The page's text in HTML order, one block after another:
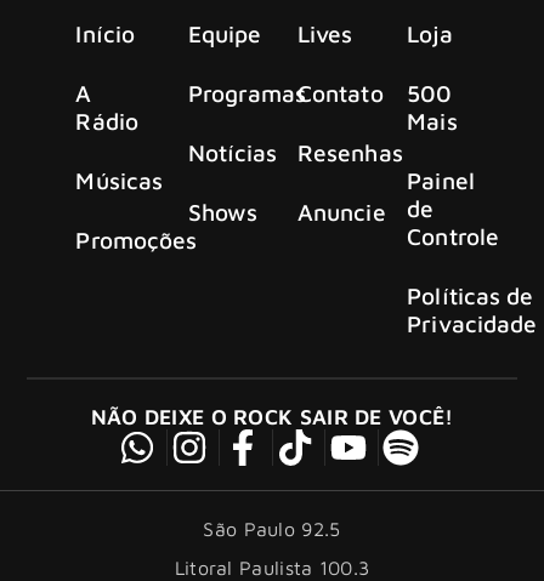
Início
A
Rádio
Músicas
Promoções
Equipe
Programas
Notícias
Shows
Lives
Contato
Resenhas
Anuncie
Loja
500
Mais
Painel
de
Controle
Políticas de
Privacidade
NÃO DEIXE O ROCK SAIR DE VOCÊ!
São Paulo 92.5
Litoral Paulista 100.3